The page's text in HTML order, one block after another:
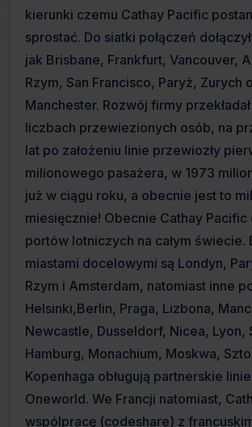
kierunki czemu Cathay Pacific
sprostać. Do siatki połączeń
jak Brisbane, Frankfurt, Vancouver,
Rzym, San Francisco, Paryż, Zurych
Manchester. Rozwój firmy
liczbach przewiezionych osób, na
lat po założeniu linie przewiozły
milionowego pasażera, w 1973
już w ciągu roku, a obecnie jest to
miesięcznie! Obecnie Cathay Pacific
portów lotniczych na całym świecie.
miastami docelowymi są Londyn,
Rzym i Amsterdam, natomiast inne
Helsinki,Berlin, Praga, Lizbona,
Newcastle, Dusseldorf, Nicea, Lyon,
Hamburg, Monachium, Moskwa,
Kopenhaga obługują partnerskie
Oneworld. We Francji natomiast,
wspólpracę (codeshare) z